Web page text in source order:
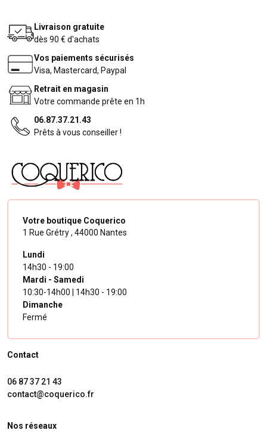
Livraison gratuite
dès 90 € d'achats
Vos paiements sécurisés
Visa, Mastercard, Paypal
Retrait en magasin
Votre commande prête en 1h
06.87.37.21.43
Prêts à vous conseiller !
Votre boutique Coquerico
1 Rue Grétry , 44000 Nantes
Lundi
14h30 - 19:00
Mardi - Samedi
10:30-14h00 | 14h30 - 19:00
Dimanche
Fermé
Contact
06 87 37 21 43
contact@coquerico.fr
Nos réseaux